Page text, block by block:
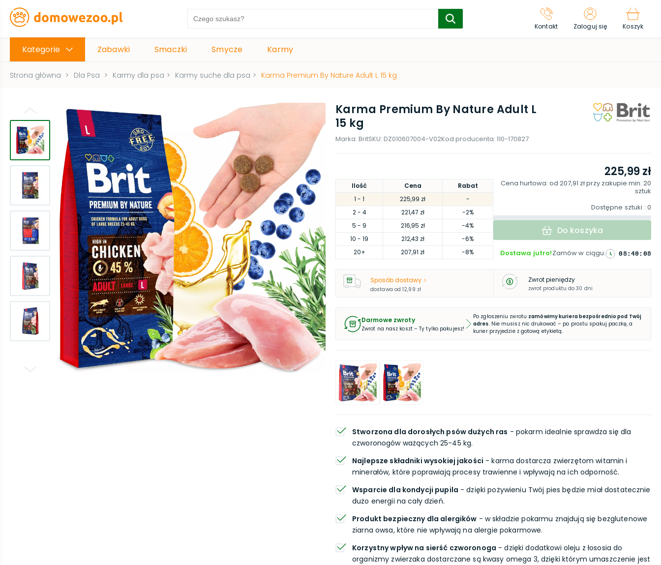
Kontakt Zaloguj się Koszyk
Kategorie Zabawki Smaczki Smycze Karmy
Strona główna > Dla Psa > Karmy dla psa > Karmy suche dla psa > Karma Premium By Nature Adult L 15 kg
Karma Premium By Nature Adult L
15 kg
Marka: BritSKU: DZ010607004-V02Kod producenta: 110-170827
Ilość Cena
Rabat
1 - 1 225,99 zł
-
2- 4 221,47 zł
-2%
5 - 9 216,95 zł
-4%
10 - 19 212,43 zł
-6%
20+ 207,91 zł -8%
225,99 zł
Cena hurtowa: od 207,91 złprzy zakupie min. 20
sztuk
Dostępne sztuki : 0
Do koszyka
Dostawa jutro!Zamów w ciągu: 08 : 40 : 07
Sposób dostawy
dostawa od 12,99 zł
Zwrot pieniędzy
zwrot produktu do 30 dni
Darmowe zwroty
Zwrot na nasz koszt – Ty tylko pakujesz!
Po zgłoszeniu zwrotu zamówimy kuriera bezpośrednio pod Twój
adres. Nie musisz nic drukować – po prostu spakuj paczkę, a
kurier przyjedzie z gotową etykietą.
Stworzona dla dorosłych psów dużych ras - pokarm idealnie sprawdza się dla
czworonogów ważących 25-45 kg.
Najlepsze składniki wysokiej jakości - karma dostarcza zwierzętom witamin i
minerałów, które poprawiają procesy trawienne i wpływają na ich odporność.
Wsparcie dla kondycji pupila - dzięki pożywieniu Twój pies będzie miał dostatecznie
dużo energii na cały dzień.
Produkt bezpieczny dla alergików - w składzie pokarmu znajdują się bezglutenowe
ziarna owsa, które nie wpływają na alergie pokarmowe.
Korzystny wpływ na sierść czworonoga - dzięki dodatkowi oleju z łososia do
organizmy zwierzaka dostarczane są kwasy omega 3, dzięki którym umaszczenie jest